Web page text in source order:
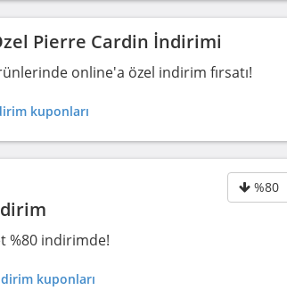
Pierre Cardin İndirimi
online'a özel indirim fırsatı!
kuponları
%80
%80 indirimde!
kuponları